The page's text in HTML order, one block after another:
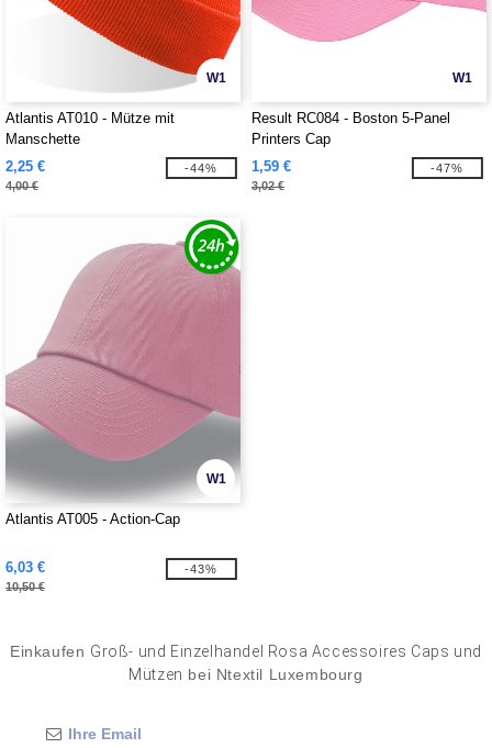
W1
Atlantis AT010 - Mütze mit
Manschette
2,25 €
4,00 €
-44%
W1
Result RC084 - Boston 5-Panel
Printers Cap
1,59 €
3,02 €
-47%
W1
Atlantis AT005 - Action-Cap
6,03 €
10,50 €
-43%
Einkaufen Groß- und Einzelhandel Rosa Accessoires Caps und
Mützen bei Ntextil Luxembourg